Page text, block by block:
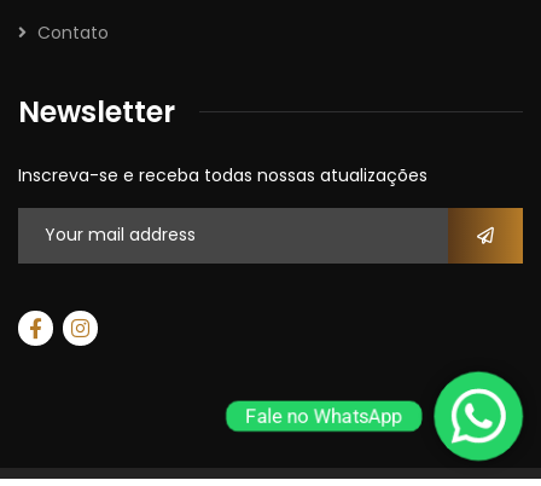
Contato
Newsletter
Inscreva-se e receba todas nossas atualizações
Fale no WhatsApp